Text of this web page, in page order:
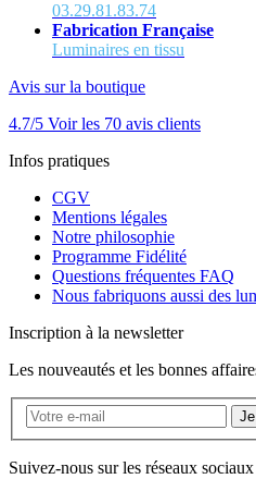
03.29.81.83.74
Fabrication Française
Luminaires en tissu
Avis sur la boutique
4.7/5 Voir les 70 avis clients
Infos pratiques
CGV
Mentions légales
Notre philosophie
Programme Fidélité
Questions fréquentes FAQ
Nous fabriquons aussi des
Inscription à la newsletter
Les nouveautés et les bonnes
Suivez-nous sur les réseaux sociaux